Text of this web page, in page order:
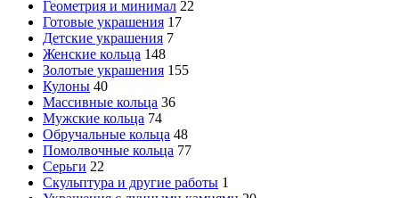
Геометрия и минимал 22
Готовые украшения 17
Детские украшения 7
Женские кольца 148
Золотые украшения 155
Кулоны 40
Массивные кольца 36
Мужские кольца 74
Обручальные кольца 48
Помолвочные кольца 77
Серьги 22
Скульптура и другие работы 1